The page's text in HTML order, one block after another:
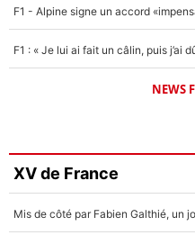
NEWS
XV de France